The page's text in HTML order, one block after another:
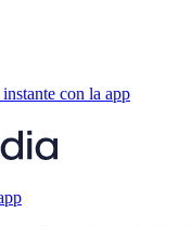
con la app